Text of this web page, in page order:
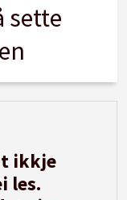
sette
ikkje
les.